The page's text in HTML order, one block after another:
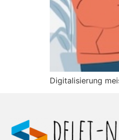
Digitalisierung